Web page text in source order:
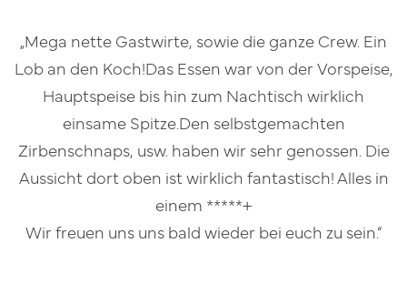
„Mega nette Gastwirte, sowie die ganze Crew. Ein
Lob an den Koch!Das Essen war von der Vorspeise,
Hauptspeise bis hin zum Nachtisch wirklich
einsame Spitze.Den selbstgemachten
Zirbenschnaps, usw. haben wir sehr genossen. Die
Aussicht dort oben ist wirklich fantastisch! Alles in
einem *****+
Wir freuen uns uns bald wieder bei euch zu sein.“